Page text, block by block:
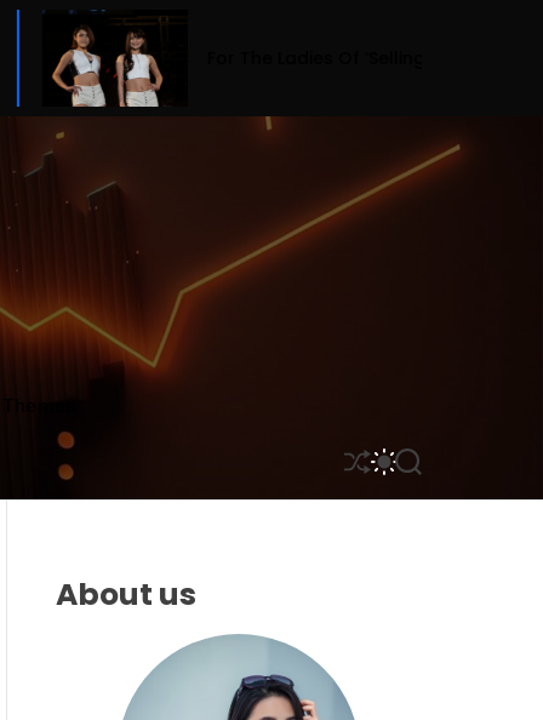
For The Ladies Of ‘Selling Sunset,’ Fashion Means Business
S
U
S
W
I
S
E
A
About us